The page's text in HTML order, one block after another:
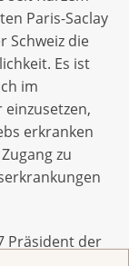
Paris-Saclay
Schweiz die
Es ist
im
erkranken
zu
Präsident der